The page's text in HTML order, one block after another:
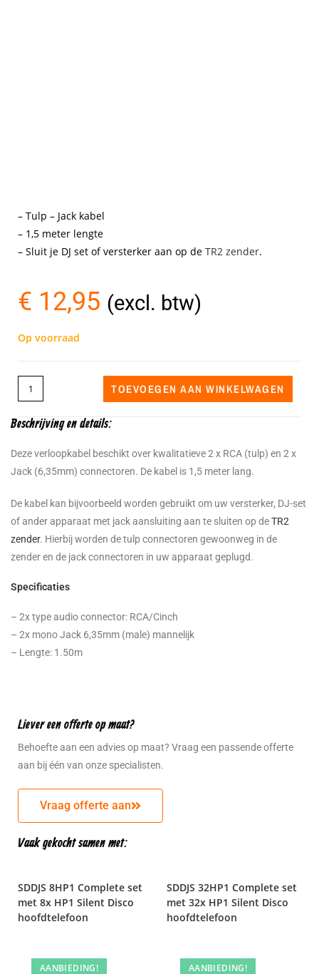
– Tulp – Jack kabel
– 1,5 meter lengte
– Sluit je DJ set of versterker aan op de TR2 zender.
€ 12,95 (excl. btw)
Op voorraad
TOEVOEGEN AAN WINKELWAGEN
Beschrijving en details:
Deze verloopkabel beschikt over kwalitatieve 2 x RCA (tulp) en 2 x
Jack (6,35mm) connectoren. De kabel is 1,5 meter lang.
De kabel kan bijvoorbeeld worden gebruikt om uw versterker, DJ-set
of ander apparaat met jack aansluiting aan te sluiten op deTR2
zender. Hierbij worden de tulp connectoren gewoonweg in de
zender en de jack connectoren in uw apparaat geplugd.
Specificaties
– 2x type audio connector: RCA/Cinch
– 2x mono Jack 6,35mm (male) mannelijk
– Lengte: 1.50m
Liever een offerte op maat?
Behoefte aan een advies op maat? Vraag een passende offerte
aan bij één van onze specialisten.
Vraag offerte aan
Vaak gekocht samen met:
SDDJS 8HP1 Complete set
met 8x HP1 Silent Disco
hoofdtelefoon
AANBIEDING!
SDDJS 32HP1 Complete set
met 32x HP1 Silent Disco
hoofdtelefoon
AANBIEDING!